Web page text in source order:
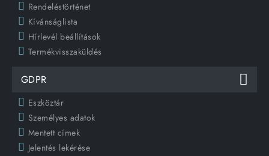
Rendeléstörténet
Kívánságlista
Hírlevél beállítások
Termékvisszaküldés
GDPR
Eszköztár
Személyes adatok
Mentett címek
Jelentés lekérése